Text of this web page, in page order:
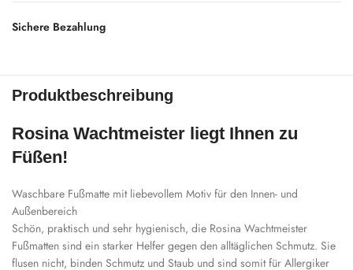
Sichere Bezahlung
Produktbeschreibung
Rosina Wachtmeister liegt Ihnen zu
Füßen!
Waschbare Fußmatte mit liebevollem Motiv für den Innen- und
Außenbereich
Schön, praktisch und sehr hygienisch, die Rosina Wachtmeister
Fußmatten sind ein starker Helfer gegen den alltäglichen Schmutz. Sie
flusen nicht, binden Schmutz und Staub und sind somit für Allergiker